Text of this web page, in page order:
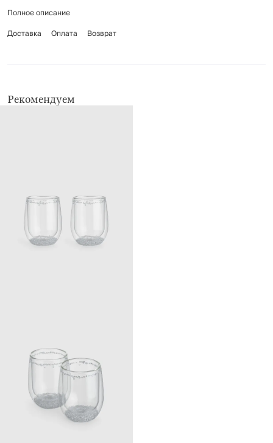
Рекомендации по уходу:
не использовать для ухода абразивные чистящие средства и
нельзя мыть в посудомоечной машине
Полное описание
Доставка
Оплата Возврат
Рекомендуем